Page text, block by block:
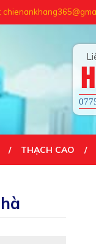
ĐẾN VỚI CHÚNG TÔI
THẠCH CAO